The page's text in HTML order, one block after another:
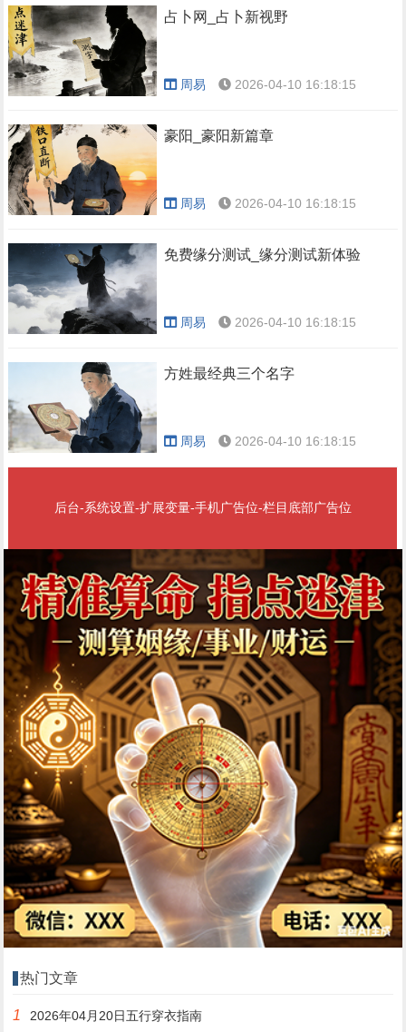
占卜网_占卜新视野
周易 2026-04-10 16:18:15
豪阳_豪阳新篇章
周易 2026-04-10 16:18:15
免费缘分测试_缘分测试新体验
周易 2026-04-10 16:18:15
方姓最经典三个名字
周易 2026-04-10 16:18:15
后台-系统设置-扩展变量-手机广告位-栏目底部广告位
热门文章
1 2026年04月20日五行穿衣指南